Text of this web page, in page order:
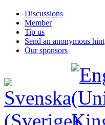
Discussions
Member
Tip us
Send an anonymous hint
Our sponsors